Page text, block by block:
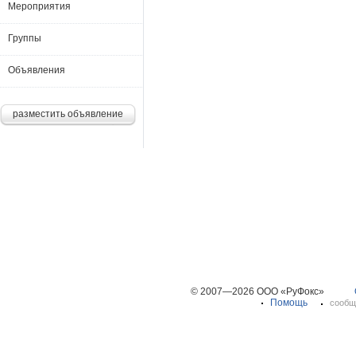
Мероприятия
Группы
Объявления
разместить объявление
© 2007—2026 ООО «РуФокс»
Помощь